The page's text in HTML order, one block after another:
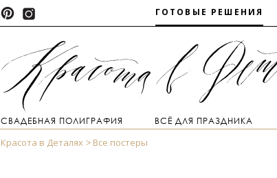
ГОТОВЫЕ РЕШЕНИЯ
СВАДЕБНАЯ ПОЛИГРАФИЯ ВСЁ ДЛЯ ПРАЗДНИКА
Красота в Деталях Все постеры